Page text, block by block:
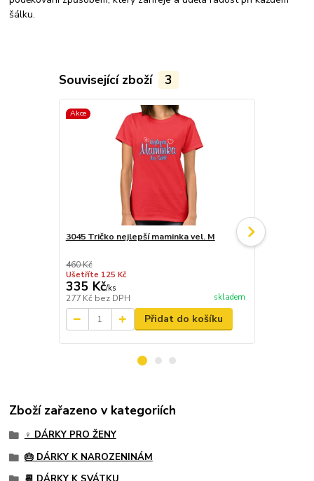
šálku.
Související zboží 3
Akce
3045 Tričko nejlepší maminka vel. M
460 Kč
Ušetříte 125 Kč
335 Kč/ks
277 Kč bez DPH skladem
Přidat do košíku
3068
Zboží zařazeno v kategoriích
♀️ DÁRKY PRO ŽENY
🎂 DÁRKY K NAROZENINÁM